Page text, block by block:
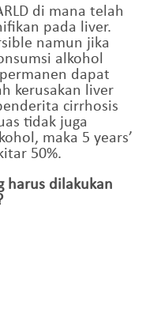
di mana telah
pada liver.
namun jika
alkohol
dapat
kerusakan liver
cirrhosis
tidak juga
maka 5 years’
50%.
harus dilakukan